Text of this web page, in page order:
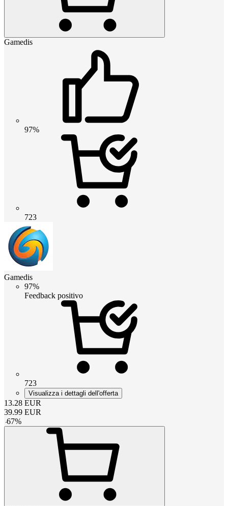
Gamedis
97%
723
Gamedis
97%
Feedback positivo
723
Visualizza i dettagli dell'offerta
13.28 EUR
39.99 EUR
-67%